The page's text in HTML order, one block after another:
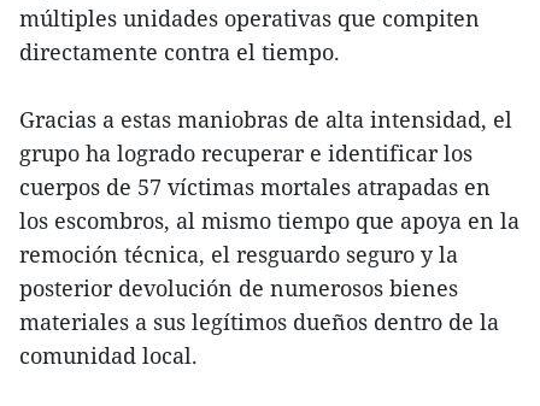
múltiples unidades operativas que compiten
directamente contra el tiempo.
Gracias a estas maniobras de alta intensidad, el
grupo ha logrado recuperar e identificar los
cuerpos de 57 víctimas mortales atrapadas en
los escombros, al mismo tiempo que apoya en la
remoción técnica, el resguardo seguro y la
posterior devolución de numerosos bienes
materiales a sus legítimos dueños dentro de la
comunidad local.